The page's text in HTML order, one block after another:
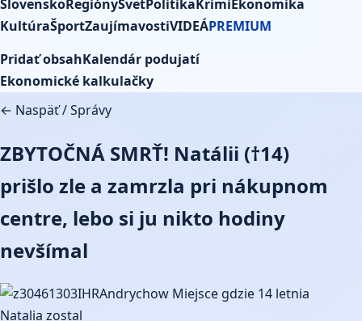
SlovenskoRegiónySvetPolitikaKrimiEkonomika
KultúraŠportZaujímavostiVIDEÁPREMIUM
Pridať obsahKalendár podujatí
Ekonomické kalkulačky
← Naspäť/Správy
ZBYTOČNÁ SMRŤ! Natálii (†14)
prišlo zle a zamrzla pri nákupnom
centre, lebo si ju nikto hodiny
nevšímal